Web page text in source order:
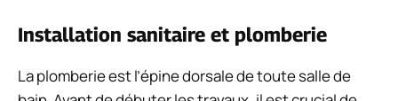
Installation sanitaire et plomberie
La plomberie est l’épine dorsale de toute salle de